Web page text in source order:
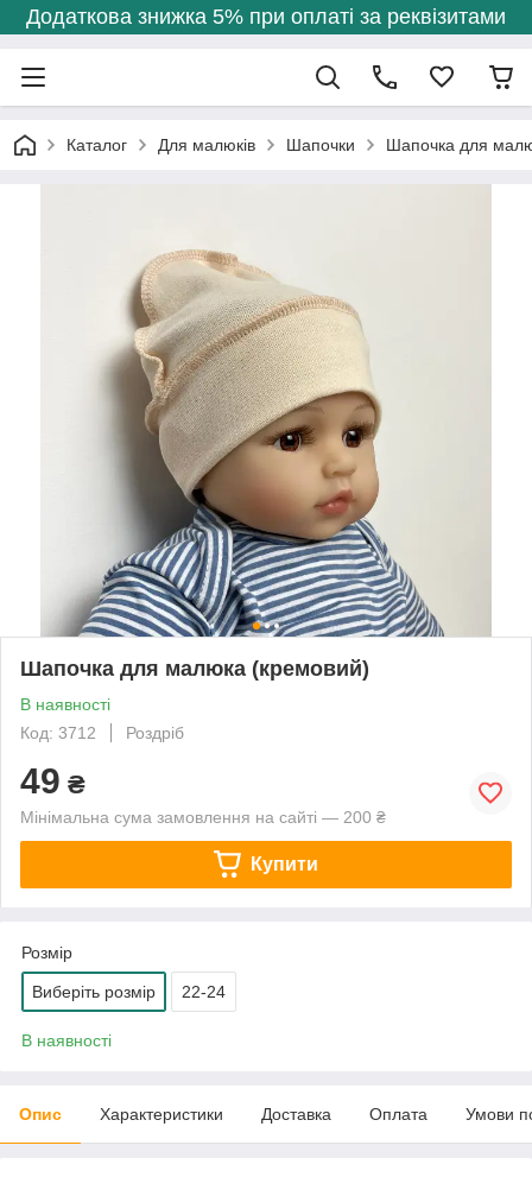
Додаткова знижка 5% при оплаті за реквізитами
Каталог Для малюків Шапочки Шапочка для
Шапочка для малюка (кремовий)
В наявності
Код: 3712
Роздріб
49 ₴
Мінімальна сума замовлення на сайті — 200 ₴
Купити
Розмір
Виберіть розмір 22-24
В наявності
Опис Характеристики Доставка Оплата Умови